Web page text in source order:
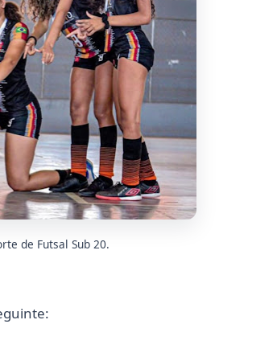
de Futsal Sub 20.